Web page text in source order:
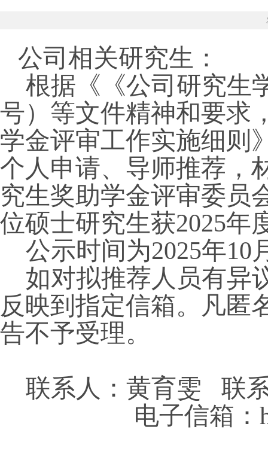
公司相关研究生：
根据《《公司研究生
号）等文件精神和要求
学金评审工作实施细则
个人申请、导师推荐，
究生奖助学金评审委员
位硕士研究生获2025年
公示时间为2025年10
如对拟推荐人员有异
反映到指定信箱。凡匿
告不予受理。
联系人：黄育雯 联
电子信箱：